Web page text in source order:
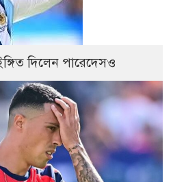
দিলেন পারেদেসও